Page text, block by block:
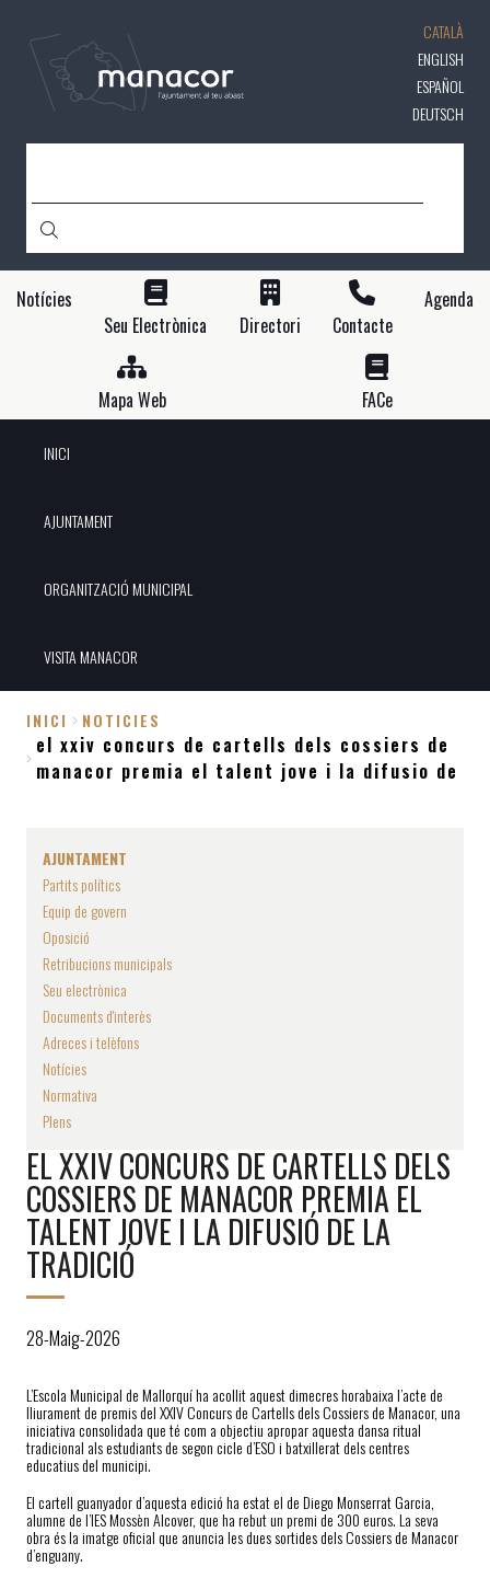
contingut
CATALÀ
ENGLISH
ESPAÑOL
DEUTSCH
Notícies
Seu Electrònica
Directori Contacte
Agenda
Mapa Web FACe
INICI
AJUNTAMENT
ORGANITZACIÓ MUNICIPAL
VISITA MANACOR
Fil
d'Ariadna
INICI NOTICIES
el xxiv concurs de cartells dels cossiers de
manacor premia el talent jove i la difusio de
AJUNTAMENT
Partits polítics
Equip de govern
Oposició
Retribucions municipals
Seu electrònica
Documents d'interès
Adreces i telèfons
Notícies
Normativa
Plens
EL XXIV CONCURS DE CARTELLS DELS
COSSIERS DE MANACOR PREMIA EL
TALENT JOVE I LA DIFUSIÓ DE LA
TRADICIÓ
28-Maig-2026
L’Escola Municipal de Mallorquí ha acollit aquest dimecres horabaixa l’acte de
lliurament de premis del XXIV Concurs de Cartells dels Cossiers de Manacor, una
iniciativa consolidada que té com a objectiu apropar aquesta dansa ritual
tradicional als estudiants de segon cicle d’ESO i batxillerat dels centres
educatius del municipi.
El cartell guanyador d’aquesta edició ha estat el de Diego Monserrat Garcia,
alumne de l’IES Mossèn Alcover, que ha rebut un premi de 300 euros. La seva
obra és la imatge oficial que anuncia les dues sortides dels Cossiers de Manacor
d’enguany.